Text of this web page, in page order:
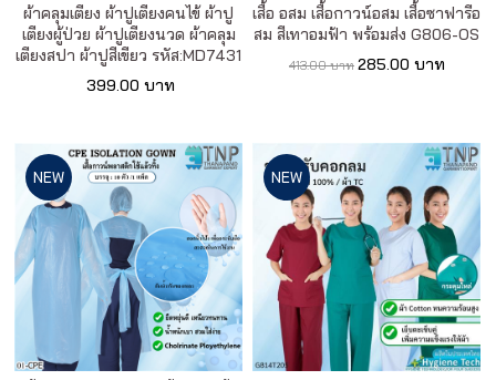
ผ้าคลุมเตียง ผ้าปูเตียงคนไข้ ผ้าปู
เตียงผู้ป่วย ผ้าปูเตียงนวด ผ้าคลุม
เตียงสปา ผ้าปูสีเขียว รหัส:MD7431
399.00 บาท
เสื้อ อสม เสื้อกาวน์อสม เสื้อซาฟารีอ
สม สีเทาอมฟ้า พร้อมส่ง G806-OS
413.00 บาท 285.00 บาท
NEW NEW